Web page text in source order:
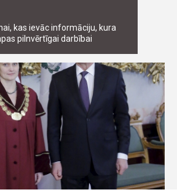
kas ievāc informāciju, kura
pilnvērtīgai darbībai
tiesnesi